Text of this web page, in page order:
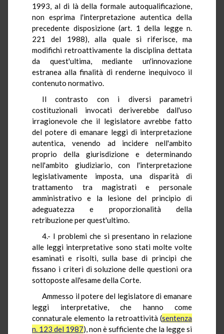
1993, al di là della formale autoqualificazione,
non esprima l'interpretazione autentica della
precedente disposizione (art. 1 della legge n.
221 del 1988), alla quale si riferisce, ma
modifichi retroattivamente la disciplina dettata
da quest'ultima, mediante un'innovazione
estranea alla finalità di renderne inequivoco il
contenuto normativo.
Il contrasto con i diversi parametri
costituzionali invocati deriverebbe dall'uso
irragionevole che il legislatore avrebbe fatto
del potere di emanare leggi di interpretazione
autentica, venendo ad incidere nell'ambito
proprio della giurisdizione e determinando
nell'ambito giudiziario, con l'interpretazione
legislativamente imposta, una disparità di
trattamento tra magistrati e personale
amministrativo e la lesione del principio di
adeguatezza e proporzionalità della
retribuzione per quest'ultimo.
4.- I problemi che si presentano in relazione
alle leggi interpretative sono stati molte volte
esaminati e risolti, sulla base di principi che
fissano i criteri di soluzione delle questioni ora
sottoposte all'esame della Corte.
Ammesso il potere del legislatore di emanare
leggi interpretative, che hanno come
connaturale elemento la retroattività (sentenza
n. 123 del 1987), non è sufficiente che la legge si